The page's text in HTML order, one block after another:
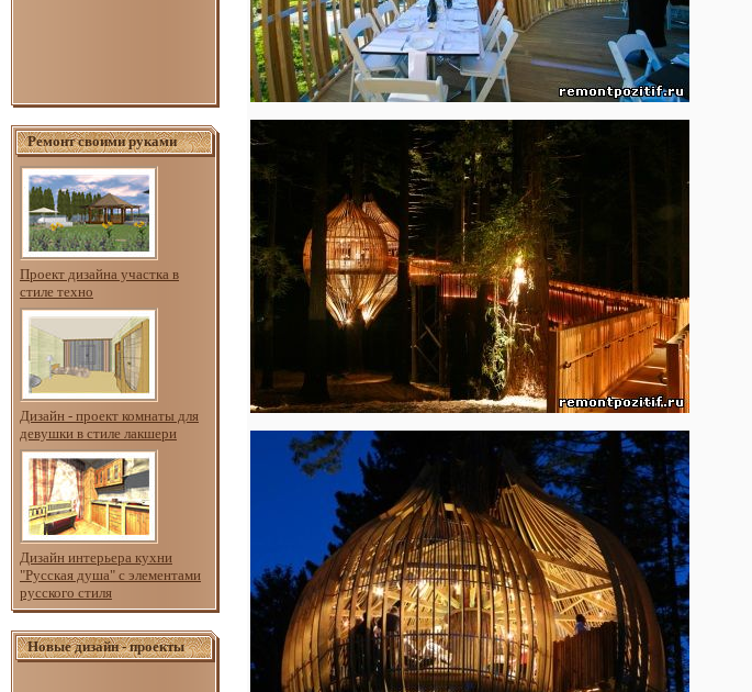
Ремонт своими руками
Проект дизайна участка в
стиле техно
Дизайн - проект комнаты для
девушки в стиле лакшери
Дизайн интерьера кухни
"Русская душа" с элементами
русского стиля
Новые дизайн - проекты